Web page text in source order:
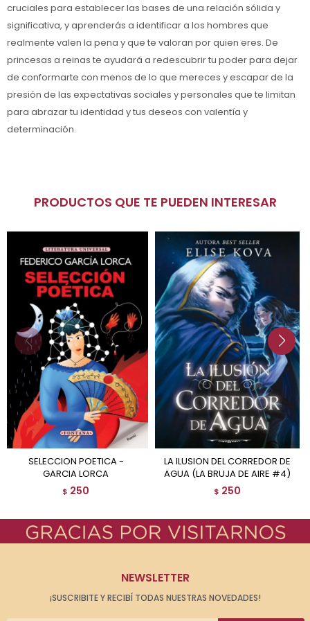
cruciales para establecer las bases de una relación sólida y
significativa, y aprenderás a identificar a los hombres que
realmente valen la pena y que te valoran por quien eres. De
princesas a reinas te ayudará a redescubrir tu poder para dejar
de conformarte con menos de lo que mereces y escapar de la
presión de las expectativas sociales y personales que te limitan
para abrazar tu identidad y tus deseos con valentía y
determinación.
PRODUCTOS QUE TE PUEDEN INTERESAR
SELECCION POETICA -
GARCIA LORCA
$ 250
LA ILUSION DEL CORREDOR DE
AGUA (LA BRUJA DE AIRE #4)
$ 250
NEWSLETTER
¡SUSCRIBITE Y RECIBÍ TODAS NUESTRAS NOVEDADES!